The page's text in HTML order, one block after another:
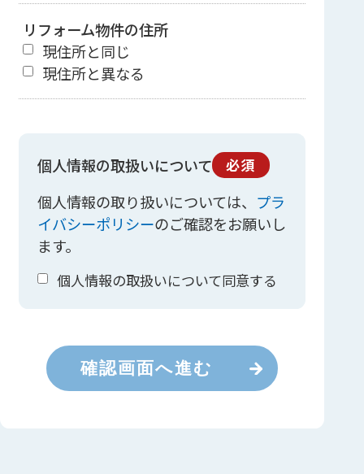
リフォーム物件の住所
現住所と同じ
現住所と異なる
個人情報の取扱いについて 必須
個人情報の取り扱いについては、 プラ
イバシーポリシーのご確認をお願いし
ます。
個人情報の取扱いについて同意する
確認画面へ進む